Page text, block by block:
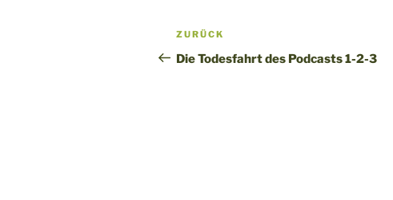
Beitragsnavigation
Vorheriger
Beitrag
ZURÜCK
Die Todesfahrt des Podcasts 1-2-3